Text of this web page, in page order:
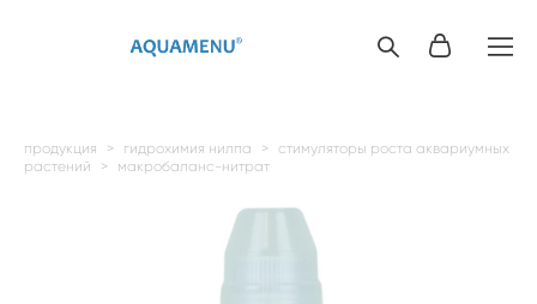
продукция > гидрохимия нилпа > стимуляторы роста аквариумных
растений
> макробаланс-нитрат